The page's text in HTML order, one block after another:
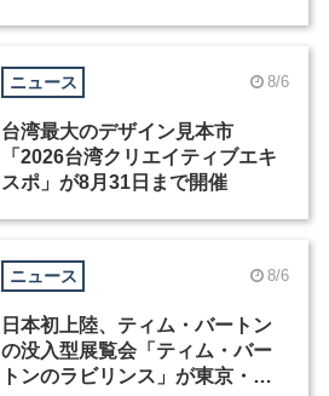
ニュース 8/6
台湾最大のデザイン見本市
「2026台湾クリエイティブエキ
スポ」が8月31日まで開催
ニュース 8/6
日本初上陸、ティム・バートン
の没入型展覧会「ティム・バー
トンのラビリンス」が東京・豊